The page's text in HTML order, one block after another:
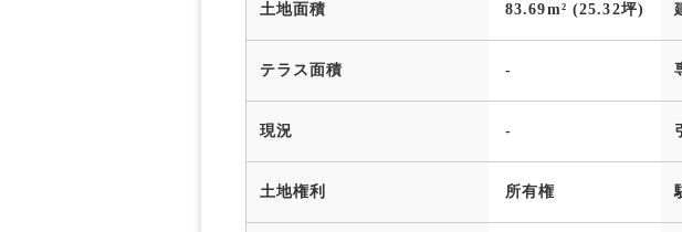
土地面積 83.69m² (25.32坪)
テラス面積 -
現況 -
土地権利 所有権